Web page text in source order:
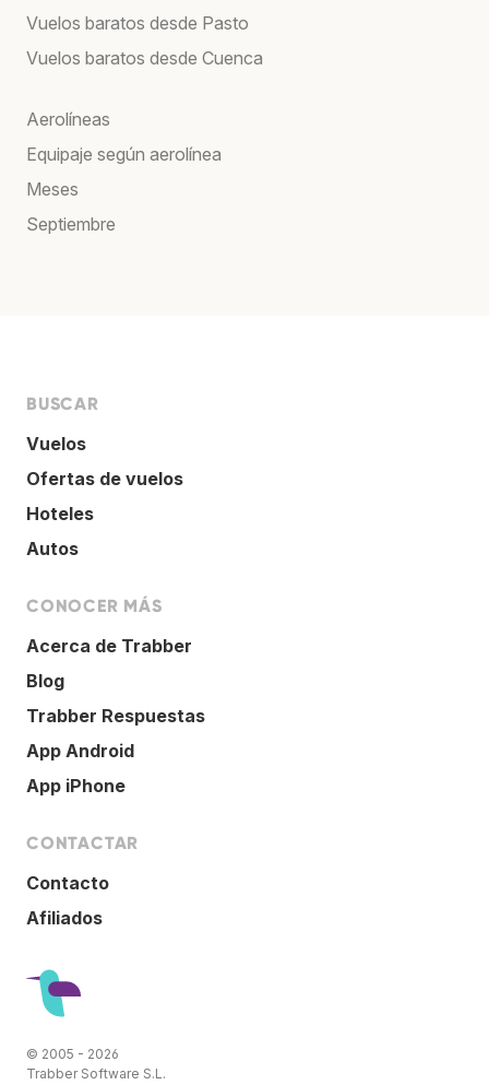
Vuelos baratos desde Pasto
Vuelos baratos desde Cuenca
Aerolíneas
Equipaje según aerolínea
Meses
Septiembre
BUSCAR
Vuelos
Ofertas de vuelos
Hoteles
Autos
CONOCER MÁS
Acerca de Trabber
Blog
Trabber Respuestas
App Android
App iPhone
CONTACTAR
Contacto
Afiliados
© 2005 - 2026
Trabber Software S.L.